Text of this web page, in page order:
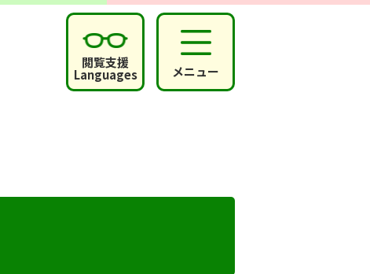
閲覧支援
Languages メニュー